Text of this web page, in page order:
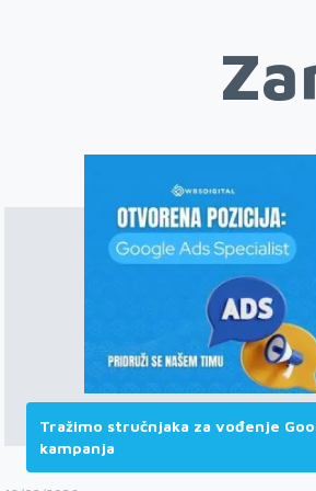
Tražimo stručnjaka za vođenje
kampanja